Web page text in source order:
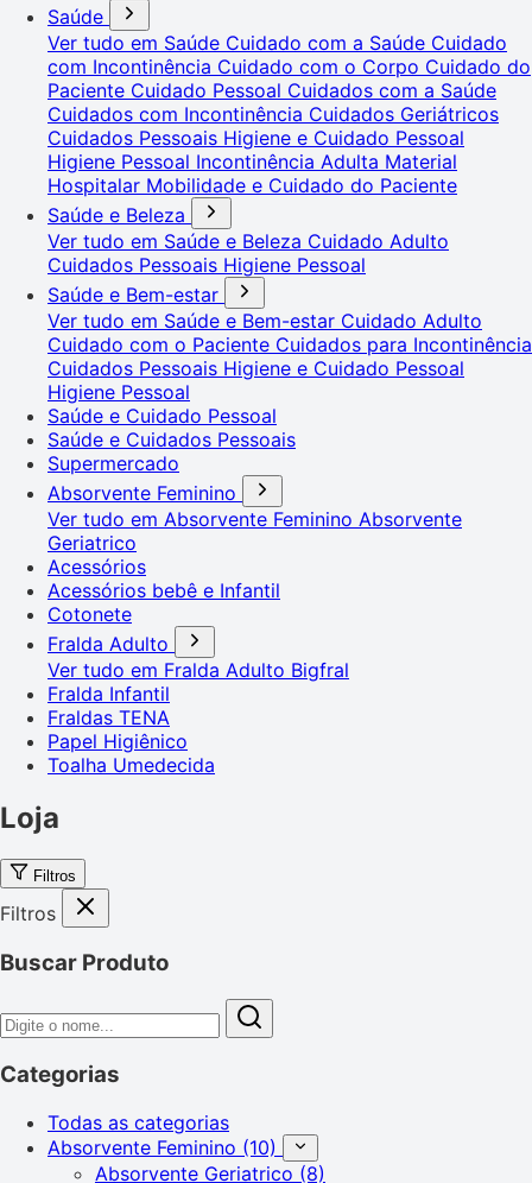
Saúde
Ver tudo em Saúde Cuidado com a Saúde Cuidado
com Incontinência Cuidado com o Corpo Cuidado do
Paciente Cuidado Pessoal Cuidados com a Saúde
Cuidados com Incontinência Cuidados Geriátricos
Cuidados Pessoais Higiene e Cuidado Pessoal
Higiene Pessoal Incontinência Adulta Material
Hospitalar Mobilidade e Cuidado do Paciente
Saúde e Beleza
Ver tudo em Saúde e Beleza Cuidado Adulto
Cuidados Pessoais Higiene Pessoal
Saúde e Bem-estar
Ver tudo em Saúde e Bem-estar Cuidado Adulto
Cuidado com o Paciente Cuidados para Incontinência
Cuidados Pessoais Higiene e Cuidado Pessoal
Higiene Pessoal
Saúde e Cuidado Pessoal
Saúde e Cuidados Pessoais
Supermercado
Absorvente Feminino
Ver tudo em Absorvente Feminino Absorvente
Geriatrico
Acessórios
Acessórios bebê e Infantil
Cotonete
Fralda Adulto
Ver tudo em Fralda Adulto Bigfral
Fralda Infantil
Fraldas TENA
Papel Higiênico
Toalha Umedecida
Loja
Filtros
Filtros
Buscar Produto
Categorias
Todas as categorias
Absorvente Feminino (10)
Absorvente Geriatrico (8)